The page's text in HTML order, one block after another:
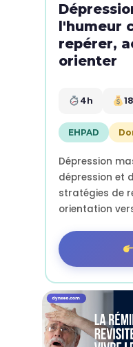
l'humeur
repérer,
orienter
4h
EHPAD
Dépression
dépression et
stratégies de
orientation